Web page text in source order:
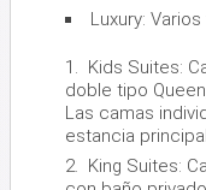
Luxury:
Kids Suites:
doble tipo
Las camas
estancia
King Suites: